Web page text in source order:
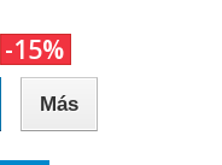
-15%
Más